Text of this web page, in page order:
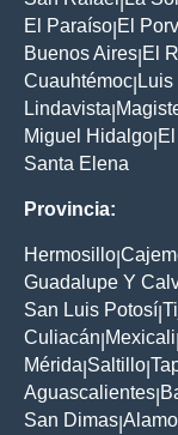
El Paraíso El
Buenos Aires El
Cuauhtémoc
Lindavista
Miguel Hidalgo
Santa Elena
Provincia:
Hermosillo
Guadalupe Y
San Luis Potosí
Culiacán Mexicali
Mérida Saltillo
Aguascalientes
San Dimas